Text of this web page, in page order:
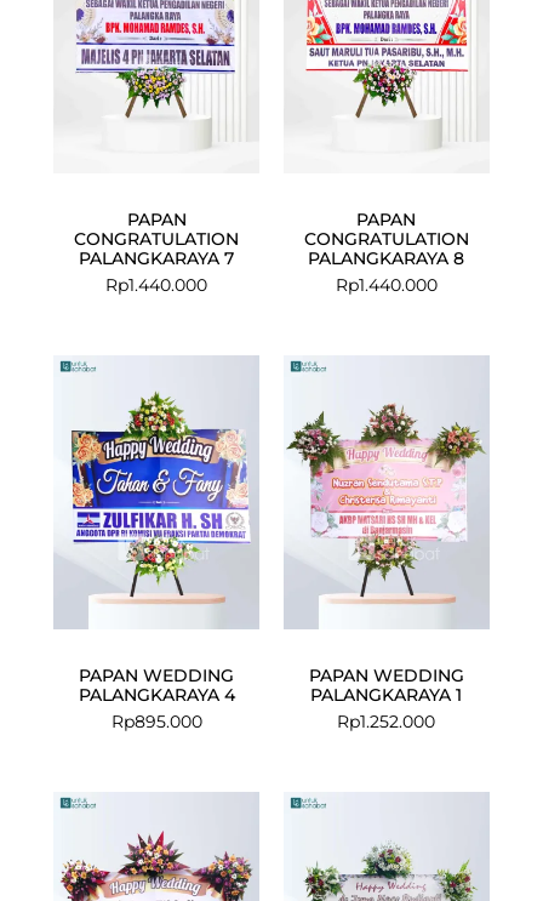
PAPAN
CONGRATULATION
PALANGKARAYA 7
Rp1.440.000
PAPAN
CONGRATULATION
PALANGKARAYA 8
Rp1.440.000
PAPAN WEDDING
PALANGKARAYA 4
Rp895.000
PAPAN WEDDING
PALANGKARAYA 1
Rp1.252.000